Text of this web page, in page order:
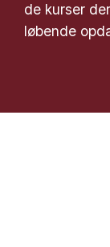
de kurser
løbende